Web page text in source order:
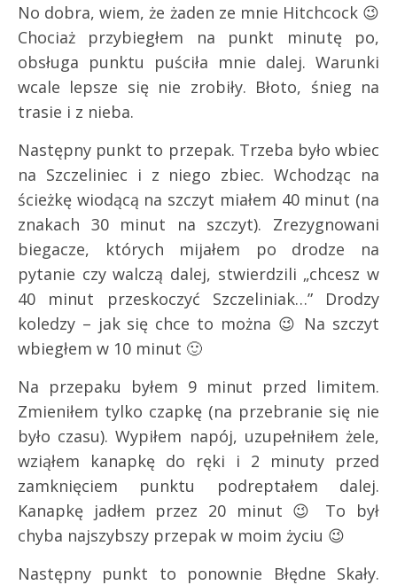
No dobra, wiem, że żaden ze mnie Hitchcock 😉
Chociaż przybiegłem na punkt minutę po,
obsługa punktu puściła mnie dalej. Warunki
wcale lepsze się nie zrobiły. Błoto, śnieg na
trasie i z nieba.
Następny punkt to przepak. Trzeba było wbiec
na Szczeliniec i z niego zbiec. Wchodząc na
ścieżkę wiodącą na szczyt miałem 40 minut (na
znakach 30 minut na szczyt). Zrezygnowani
biegacze, których mijałem po drodze na
pytanie czy walczą dalej, stwierdzili „chcesz w
40 minut przeskoczyć Szczeliniak…” Drodzy
koledzy – jak się chce to można 😉 Na szczyt
wbiegłem w 10 minut 🙂
Na przepaku byłem 9 minut przed limitem.
Zmieniłem tylko czapkę (na przebranie się nie
było czasu). Wypiłem napój, uzupełniłem żele,
wziąłem kanapkę do ręki i 2 minuty przed
zamknięciem punktu podreptałem dalej.
Kanapkę jadłem przez 20 minut 😉 To był
chyba najszybszy przepak w moim życiu 😉
Następny punkt to ponownie Błędne Skały.